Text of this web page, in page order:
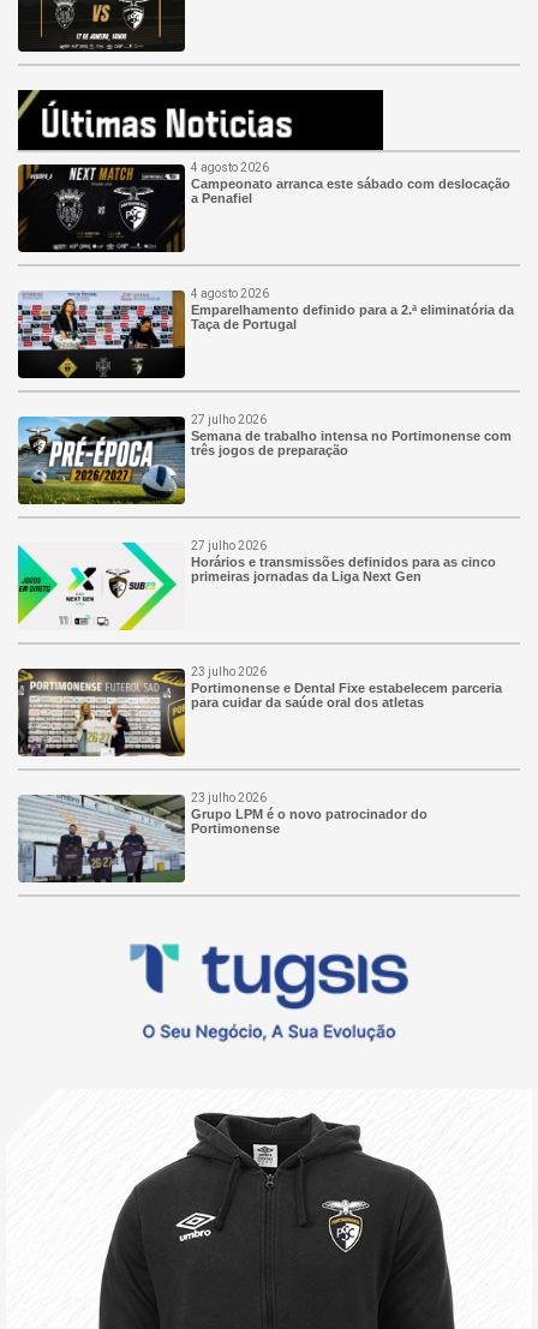
4 agosto 2026
Campeonato arranca este sábado com deslocação
a Penafiel
4 agosto 2026
Emparelhamento definido para a 2.ª eliminatória da
Taça de Portugal
27 julho 2026
Semana de trabalho intensa no Portimonense com
três jogos de preparação
27 julho 2026
Horários e transmissões definidos para as cinco
primeiras jornadas da Liga Next Gen
23 julho 2026
Portimonense e Dental Fixe estabelecem parceria
para cuidar da saúde oral dos atletas
23 julho 2026
Grupo LPM é o novo patrocinador do
Portimonense